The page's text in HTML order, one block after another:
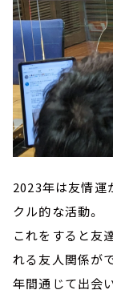
2023年は友情運
クル的な活動。
これをすると友
れる友人関係が
年間通じて出会